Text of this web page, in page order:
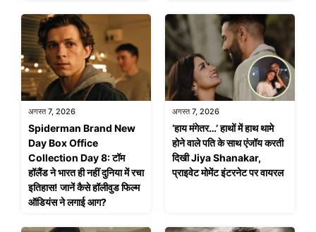
अगस्त 7, 2026
Spiderman Brand New
Day Box Office
Collection Day 8: टॉम
हॉलैंड ने भारत ही नहीं दुनिया में रचा
इतिहास! जानें कैसे हॉलीवुड फिल्म
ऑडियंस ने लगाई आग?
अगस्त 7, 2026
‘हाय मंगेतर…’ हाथों में हाथ थामे
होने वाले पति के साथ एंजॉय करती
दिखी Jiya Shanakar,
प्राइवेट मोमेंट इंटरनेट पर वायरल